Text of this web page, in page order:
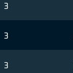
3
3
3